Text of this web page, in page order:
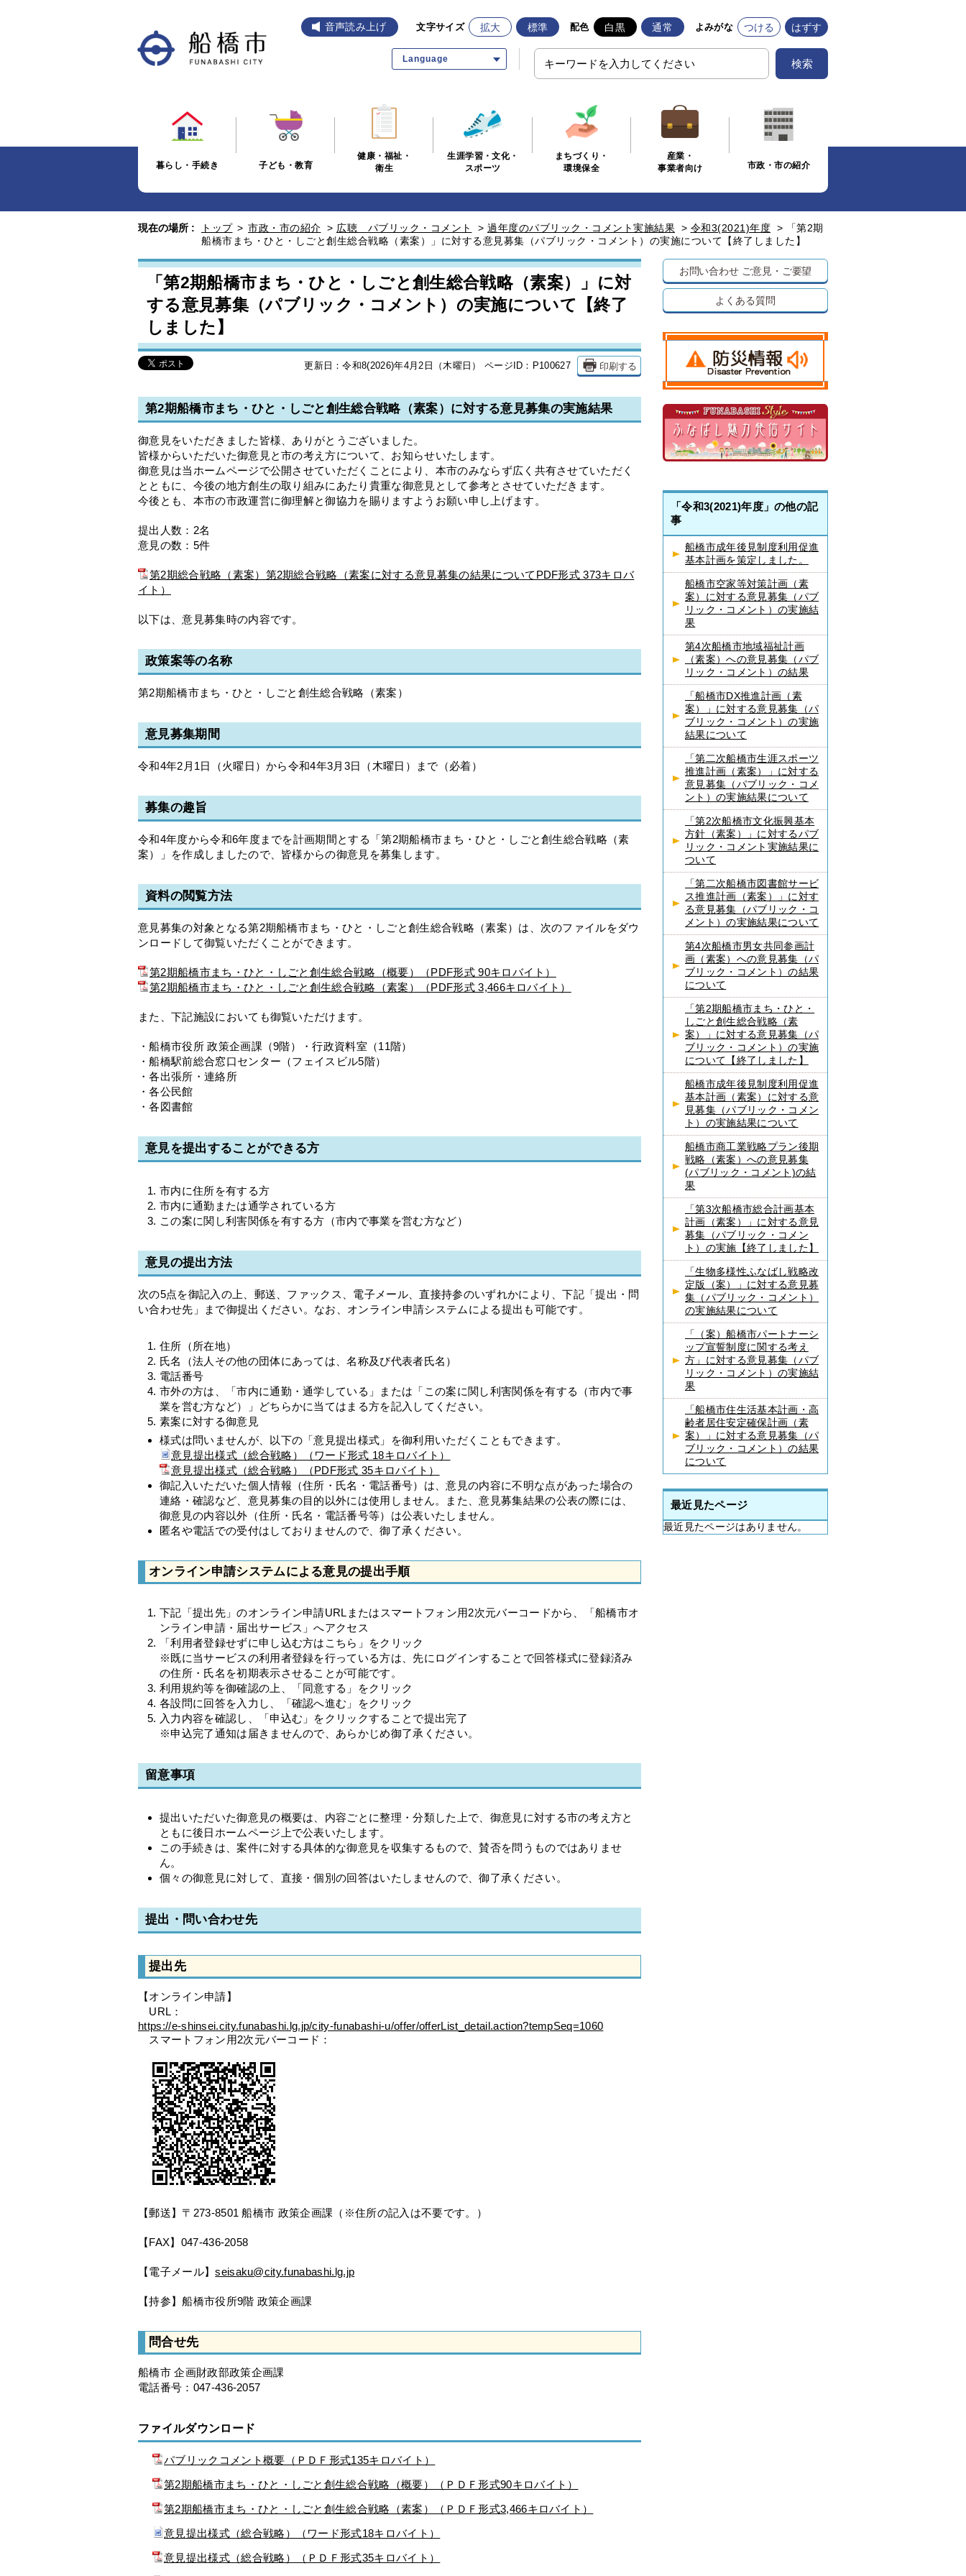
音声読み上げ 文字サイズ 拡大 標準 配色 白黒 通常 よみがな つける はずす
Language 検索
暮らし・手続き 子ども・教育
健康・福祉・
衛生
生涯学習・文化・
スポーツ
まちづくり・
環境保全
産業・
事業者向け
市政・市の紹介
現在の場所 : トップ > 市政・市の紹介 > 広聴 パブリック・コメント > 過年度のパブリック・コメント実施結果 > 令和3(2021)年度 >
「第2期
船橋市まち・ひと・しごと創生総合戦略（素案）」に対する意見募集（パブリック・コメント）の実施について【終了しました】
「第2期船橋市まち・ひと・しごと創生総合戦略（素案）」に対
する意見募集（パブリック・コメント）の実施について【終了
しました】
更新日：令和8(2026)年4月2日（木曜日） ページID：P100627 印刷する
第2期船橋市まち・ひと・しごと創生総合戦略（素案）に対する意見募集の実施結果
御意見をいただきました皆様、ありがとうございました。
皆様からいただいた御意見と市の考え方について、お知らせいたします。
御意見は当ホームページで公開させていただくことにより、本市のみならず広く共有させていただく
とともに、今後の地方創生の取り組みにあたり貴重な御意見として参考とさせていただきます。
今後とも、本市の市政運営に御理解と御協力を賜りますようお願い申し上げます。
提出人数：2名
意見の数：5件
第2期総合戦略（素案）第2期総合戦略（素案に対する意見募集の結果についてPDF形式 373キロバ
イト）
以下は、意見募集時の内容です。
政策案等の名称
第2期船橋市まち・ひと・しごと創生総合戦略（素案）
意見募集期間
令和4年2月1日（火曜日）から令和4年3月3日（木曜日）まで（必着）
募集の趣旨
令和4年度から令和6年度までを計画期間とする「第2期船橋市まち・ひと・しごと創生総合戦略（素
案）」を作成しましたので、皆様からの御意見を募集します。
資料の閲覧方法
意見募集の対象となる第2期船橋市まち・ひと・しごと創生総合戦略（素案）は、次のファイルをダウ
ンロードして御覧いただくことができます。
第2期船橋市まち・ひと・しごと創生総合戦略（概要）（PDF形式 90キロバイト）
第2期船橋市まち・ひと・しごと創生総合戦略（素案）（PDF形式 3,466キロバイト）
また、下記施設においても御覧いただけます。
・船橋市役所 政策企画課（9階）・行政資料室（11階）
・船橋駅前総合窓口センター（フェイスビル5階）
・各出張所・連絡所
・各公民館
・各図書館
意見を提出することができる方
市内に住所を有する方
市内に通勤または通学されている方
この案に関し利害関係を有する方（市内で事業を営む方など）
意見の提出方法
次の5点を御記入の上、郵送、ファックス、電子メール、直接持参のいずれかにより、下記「提出・問
い合わせ先」まで御提出ください。なお、オンライン申請システムによる提出も可能です。
住所（所在地）
氏名（法人その他の団体にあっては、名称及び代表者氏名）
電話番号
市外の方は、「市内に通勤・通学している」または「この案に関し利害関係を有する（市内で事
業を営む方など）」どちらかに当てはまる方を記入してください。
素案に対する御意見
様式は問いませんが、以下の「意見提出様式」を御利用いただくこともできます。
意見提出様式（総合戦略）（ワード形式 18キロバイト）
意見提出様式（総合戦略）（PDF形式 35キロバイト）
御記入いただいた個人情報（住所・氏名・電話番号）は、意見の内容に不明な点があった場合の
連絡・確認など、意見募集の目的以外には使用しません。また、意見募集結果の公表の際には、
御意見の内容以外（住所・氏名・電話番号等）は公表いたしません。
匿名や電話での受付はしておりませんので、御了承ください。
オンライン申請システムによる意見の提出手順
下記「提出先」のオンライン申請URLまたはスマートフォン用2次元バーコードから、「船橋市オ
ンライン申請・届出サービス」へアクセス
「利用者登録せずに申し込む方はこちら」をクリック
※既に当サービスの利用者登録を行っている方は、先にログインすることで回答様式に登録済み
の住所・氏名を初期表示させることが可能です。
利用規約等を御確認の上、「同意する」をクリック
各設問に回答を入力し、「確認へ進む」をクリック
入力内容を確認し、「申込む」をクリックすることで提出完了
※申込完了通知は届きませんので、あらかじめ御了承ください。
留意事項
提出いただいた御意見の概要は、内容ごとに整理・分類した上で、御意見に対する市の考え方と
ともに後日ホームページ上で公表いたします。
この手続きは、案件に対する具体的な御意見を収集するもので、賛否を問うものではありませ
ん。
個々の御意見に対して、直接・個別の回答はいたしませんので、御了承ください。
提出・問い合わせ先
提出先
【オンライン申請】
URL：
https://e-shinsei.city.funabashi.lg.jp/city-funabashi-u/offer/offerList_detail.action?tempSeq=1060
スマートフォン用2次元バーコード：
【郵送】〒273-8501 船橋市 政策企画課（※住所の記入は不要です。）
【FAX】047-436-2058
【電子メール】seisaku@city.funabashi.lg.jp
【持参】船橋市役所9階 政策企画課
問合せ先
船橋市 企画財政部政策企画課
電話番号：047-436-2057
ファイルダウンロード
パブリックコメント概要（ＰＤＦ形式135キロバイト）
第2期船橋市まち・ひと・しごと創生総合戦略（概要）（ＰＤＦ形式90キロバイト）
第2期船橋市まち・ひと・しごと創生総合戦略（素案）（ＰＤＦ形式3,466キロバイト）
意見提出様式（総合戦略）（ワード形式18キロバイト）
意見提出様式（総合戦略）（ＰＤＦ形式35キロバイト）
お問い合わせ ご意見・ご要望
よくある質問
「令和3(2021)年度」の他の記
事
船橋市成年後見制度利用促進
基本計画を策定しました。
船橋市空家等対策計画（素
案）に対する意見募集（パブ
リック・コメント）の実施結
果
第4次船橋市地域福祉計画
（素案）への意見募集（パブ
リック・コメント）の結果
「船橋市DX推進計画（素
案）」に対する意見募集（パ
ブリック・コメント）の実施
結果について
「第二次船橋市生涯スポーツ
推進計画（素案）」に対する
意見募集（パブリック・コメ
ント）の実施結果について
「第2次船橋市文化振興基本
方針（素案）」に対するパブ
リック・コメント実施結果に
ついて
「第二次船橋市図書館サービ
ス推進計画（素案）」に対す
る意見募集（パブリック・コ
メント）の実施結果について
第4次船橋市男女共同参画計
画（素案）への意見募集（パ
ブリック・コメント）の結果
について
「第2期船橋市まち・ひと・
しごと創生総合戦略（素
案）」に対する意見募集（パ
ブリック・コメント）の実施
について【終了しました】
船橋市成年後見制度利用促進
基本計画（素案）に対する意
見募集（パブリック・コメン
ト）の実施結果について
船橋市商工業戦略プラン後期
戦略（素案）への意見募集
(パブリック・コメント)の結
果
「第3次船橋市総合計画基本
計画（素案）」に対する意見
募集（パブリック・コメン
ト）の実施【終了しました】
「生物多様性ふなばし戦略改
定版（案）」に対する意見募
集（パブリック・コメント）
の実施結果について
「（案）船橋市パートナーシ
ップ宣誓制度に関する考え
方」に対する意見募集（パブ
リック・コメント）の実施結
果
「船橋市住生活基本計画・高
齢者居住安定確保計画（素
案）」に対する意見募集（パ
ブリック・コメント）の結果
について
最近見たページ
最近見たページはありません。